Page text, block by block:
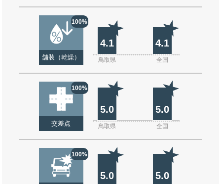
100%
舗装（乾燥）
4.1 4.1
鳥取県 全国
100%
交差点
5.0 5.0
鳥取県 全国
100%
5.0 5.0